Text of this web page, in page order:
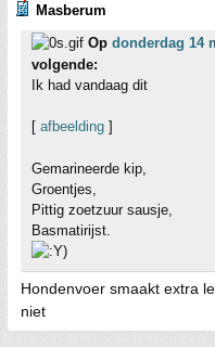
Masberum
Op donderdag 14
volgende:
Ik had vandaag dit
[ afbeelding ]
Gemarineerde kip,
Groentjes,
Pittig zoetzuur sausje,
Basmatirijst.
Hondenvoer smaakt extra
niet